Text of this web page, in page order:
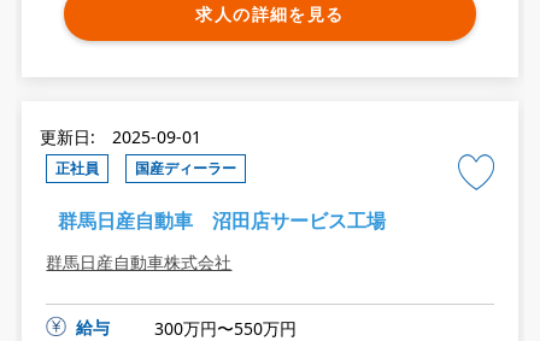
求人の詳細を見る
更新日: 2025-09-01
正社員 国産ディーラー
群馬日産自動車 沼田店サービス工場
群馬日産自動車株式会社
給与
300万円〜550万円